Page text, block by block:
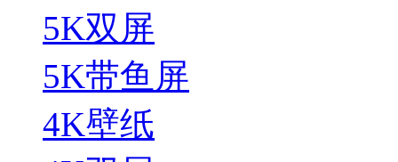
5K双屏
5K带鱼屏
4K壁纸